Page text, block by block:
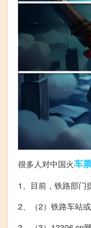
很多人对中国火车
1、目前，铁路部门
2、（2）铁路车站